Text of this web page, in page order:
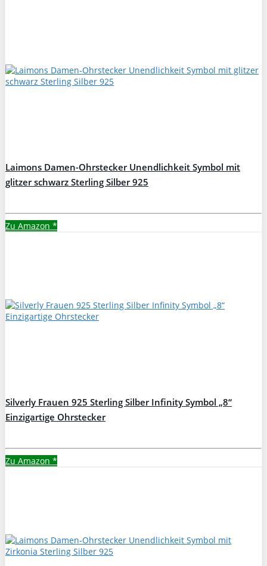
Laimons Damen-Ohrstecker Unendlichkeit Symbol mit
glitzer schwarz Sterling Silber 925
Zu Amazon *
Silverly Frauen 925 Sterling Silber Infinity Symbol „8“
Einzigartige Ohrstecker
Zu Amazon *